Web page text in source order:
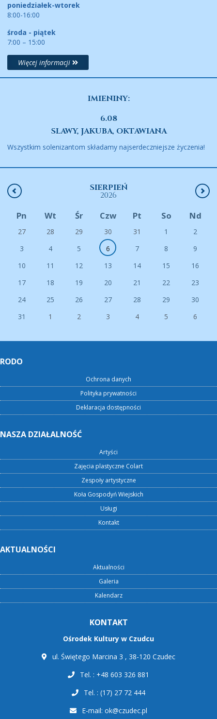
poniedziałek-wtorek
8:00-16:00
środa - piątek
7:00 – 15:00
Więcej informacji
IMIENINY:
6.08
SLAWY, JAKUBA, OKTAWIANA
Wszystkim solenizantom składamy najserdeczniejsze życzenia!
SIERPIEŃ
2026
Pn Wt Śr Czw Pt So Nd
27 28 29 30 31 1
2
3
4 5 6 7 8
9
10
11 12 13 14 15
16
17
18 19 20 21 22
23
24
25 26 27 28 29
30
31
1 2 3 4 5 6
RODO
Ochrona danych
Polityka prywatności
Deklaracja dostępności
NASZA DZIAŁALNOŚĆ
Artyści
Zajęcia plastyczne Colart
Zespoły artystyczne
Koła Gospodyń Wiejskich
Usługi
Kontakt
AKTUALNOŚCI
Aktualności
Galeria
Kalendarz
KONTAKT
Ośrodek Kultury w Czudcu
ul. Świętego Marcina 3 , 38-120 Czudec
Tel. : +48 603 326 881
Tel. : (17) 27 72 444
E-mail: ok@czudec.pl